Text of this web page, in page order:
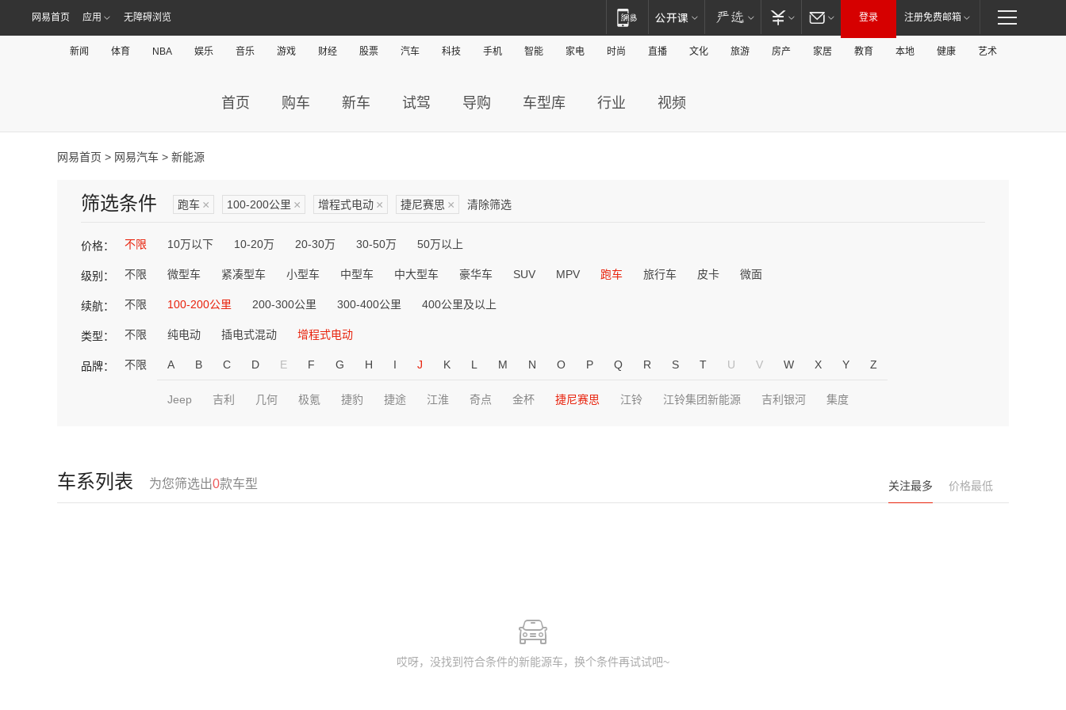
网易首页 应用 无障碍浏览 登录 注册免费邮箱
新闻 体育 NBA 娱乐 音乐 游戏 财经 股票 汽车 科技 手机 智能 家电 时尚 直播 文化 旅游 房产 家居 教育 本地 健康 艺术
首页 购车 新车 试驾 导购 车型库 行业 视频
网易首页 > 网易汽车 > 新能源
筛选条件 跑车 × 100-200公里 × 增程式电动 × 捷尼赛思 × 清除筛选
价格： 不限 10万以下 10-20万 20-30万 30-50万 50万以上
级别： 不限 微型车 紧凑型车 小型车 中型车 中大型车 豪华车 SUV MPV 跑车 旅行车 皮卡 微面
续航： 不限 100-200公里 200-300公里 300-400公里 400公里及以上
类型： 不限 纯电动 插电式混动 增程式电动
品牌： 不限 A B C D E F G H I J K L M N O P Q R S T U V W X Y Z
Jeep 吉利 几何 极氪 捷豹 捷途 江淮 奇点 金杯 捷尼赛思 江铃 江铃集团新能源 吉利银河 集度
车系列表 为您筛选出0款车型 关注最多 价格最低
哎呀，没找到符合条件的新能源车，换个条件再试试吧~